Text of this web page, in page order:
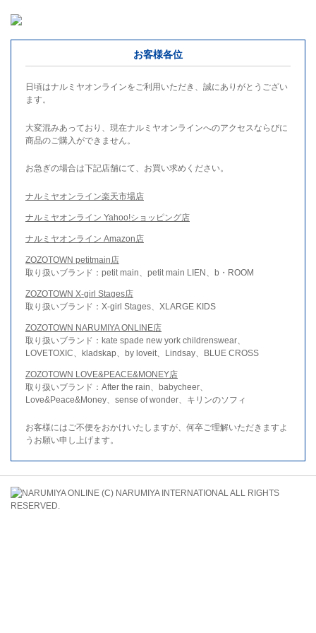
お客様各位
日頃はナルミヤオンラインをご利用いただき、誠にありがとうござい
ます。
大変混みあっており、現在ナルミヤオンラインへのアクセスならびに
商品のご購入ができません。
お急ぎの場合は下記店舗にて、お買い求めください。
ナルミヤオンライン楽天市場店
ナルミヤオンライン Yahoo!ショッピング店
ナルミヤオンライン Amazon店
ZOZOTOWN petitmain店
取り扱いブランド：petit main、petit main LIEN、b・ROOM
ZOZOTOWN X-girl Stages店
取り扱いブランド：X-girl Stages、XLARGE KIDS
ZOZOTOWN NARUMIYA ONLINE店
取り扱いブランド：kate spade new york childrenswear、
LOVETOXIC、kladskap、by loveit、Lindsay、BLUE CROSS
ZOZOTOWN LOVE&PEACE&MONEY店
取り扱いブランド：After the rain、babycheer、
Love&Peace&Money、sense of wonder、キリンのソフィ
お客様にはご不便をおかけいたしますが、何卒ご理解いただきますよ
うお願い申し上げます。